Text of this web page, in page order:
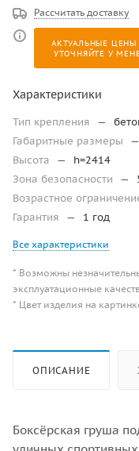
Рассчитать доставку
АКТУАЛЬНЫЕ
УТОЧНЯЙТЕ У
Характеристики
Тип крепления —
Габаритные размеры
—
Высота
—
h=2414
Зона безопасности
—
Возрастное
Гарантия
— 1 год
Все характеристики
* Возможны
эксплуатационные
* Цвет изделия на
ОПИСАНИЕ
Боксёрская груша